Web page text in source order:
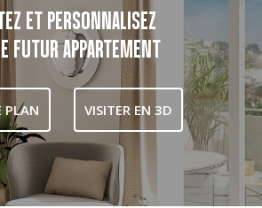
ET PERSONNALISEZ
FUTUR APPARTEMENT
PLAN VISITER EN 3D